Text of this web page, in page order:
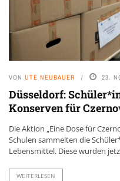
VON UTE NEUBAUER 23.
Düsseldorf:
Konserven für
Die Aktion „Eine Dose für
Schulen sammelten die
Lebensmittel. Diese wurden
WEITERLESEN